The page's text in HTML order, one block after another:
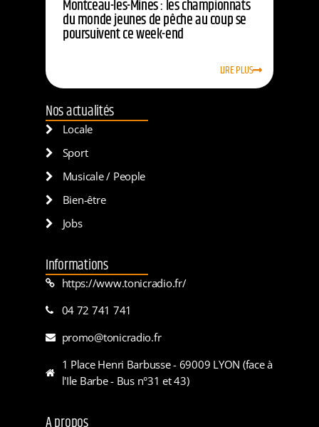
Montceau-les-Mines : les championnats
du monde jeunes de pêche au coup se
poursuivent ce week-end
LIRE PLUS
Nos actualités
Locale
Sport
Musicale / People
Bien-être
Jobs
Informations
https://www.tonicradio.fr/
04 72 741 741
promo@tonicradio.fr
1 Place Henri Barbusse - 69009 LYON (face à
l'Ile Barbe - Bus n°31 et 43)